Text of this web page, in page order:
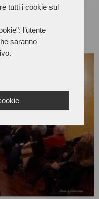
tutti i cookie sul
l’utente
saranno